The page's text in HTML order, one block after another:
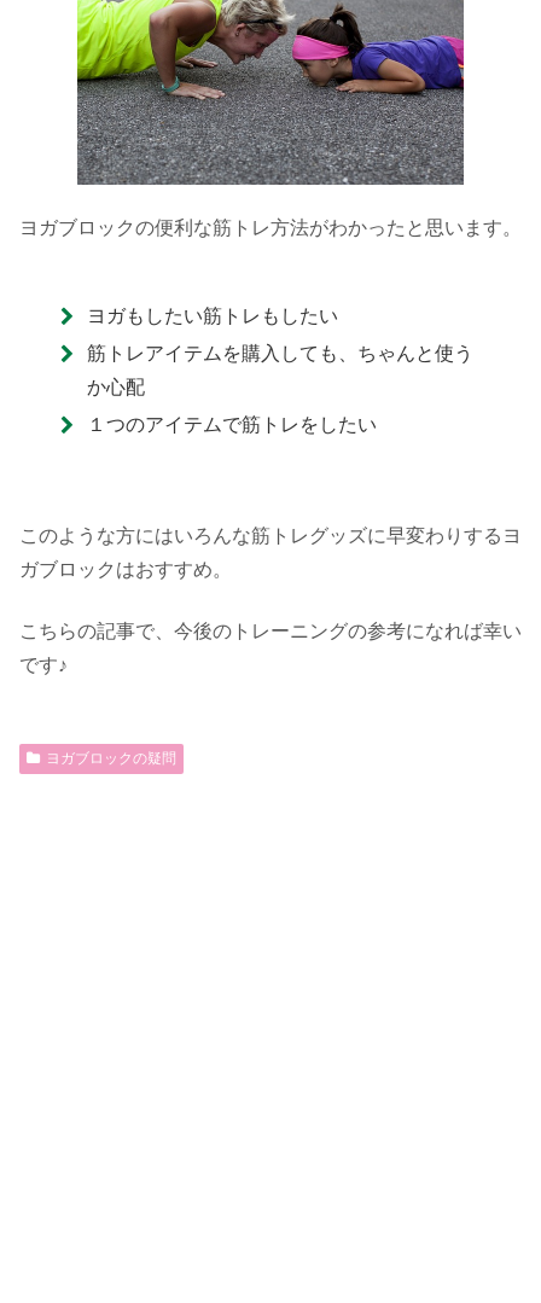
ヨガブロックの便利な筋トレ方法がわかったと思います。
ヨガもしたい筋トレもしたい
筋トレアイテムを購入しても、ちゃんと使う
か心配
１つのアイテムで筋トレをしたい
このような方にはいろんな筋トレグッズに早変わりするヨ
ガブロックはおすすめ。
こちらの記事で、今後のトレーニングの参考になれば幸い
です♪
ヨガブロックの疑問